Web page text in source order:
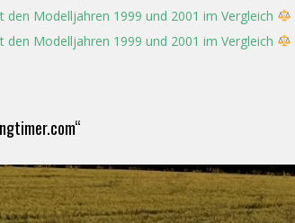
Modelljahren 1999 und 2001 im Vergleich
Modelljahren 1999 und 2001 im Vergleich